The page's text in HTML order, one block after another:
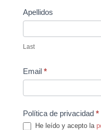
Apellidos
Last
Email *
Política de privacidad *
He leído y acepto la